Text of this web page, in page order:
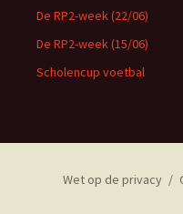
De RP2-week (22/06)
De RP2-week (15/06)
Scholencup voetbal
Wet op de privacy